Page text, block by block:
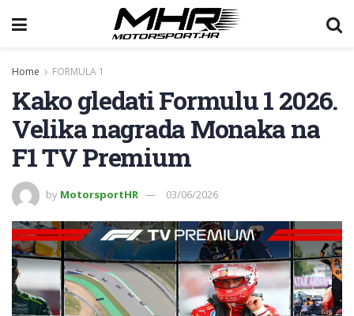
Home FORMULA 1
Kako gledati Formulu 1 2026.
Velika nagrada Monaka na
F1 TV Premium
by MotorsportHR 03/06/2026